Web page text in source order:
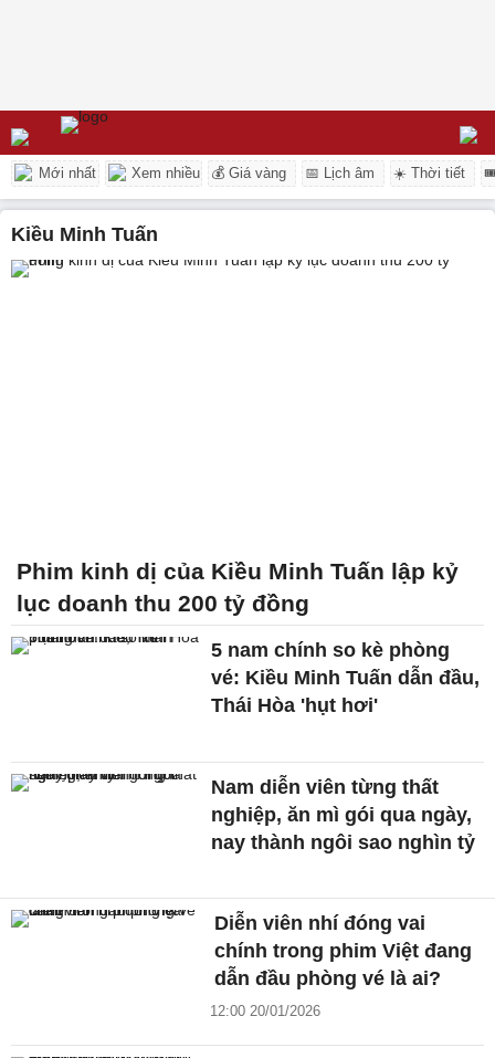
Mới nhất Xem nhiều 💰 Giá vàng 📅 Lịch âm ☀️ Thời tiết
Kiều Minh Tuấn
Phim kinh dị của Kiều Minh Tuấn lập kỷ
lục doanh thu 200 tỷ đồng
5 nam chính so kè phòng
vé: Kiều Minh Tuấn dẫn đầu,
Thái Hòa 'hụt hơi'
Nam diễn viên từng thất
nghiệp, ăn mì gói qua ngày,
nay thành ngôi sao nghìn tỷ
Diễn viên nhí đóng vai
chính trong phim Việt đang
dẫn đầu phòng vé là ai?
12:00 20/01/2026